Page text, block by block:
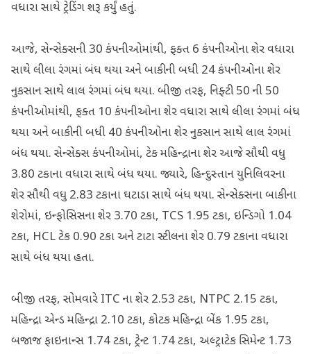
વધારા સાથે ટ્રેડિંગ શરૂ કર્યું હતું.
આજે, સેન્સેક્સની 30 કંપનીઓમાંથી, ફક્ત 6 કંપનીઓના શેર વધારા
સાથે લીલા રંગમાં બંધ થયા અને બાકીની બધી 24 કંપનીઓના શેર
નુકસાન સાથે લાલ રંગમાં બંધ થયા. બીજી તરફ, નિફ્ટી 50 ની 50
કંપનીઓમાંથી, ફક્ત 10 કંપનીઓના શેર વધારા સાથે લીલા રંગમાં બંધ
થયા અને બાકીની બધી 40 કંપનીઓના શેર નુકસાન સાથે લાલ રંગમાં
બંધ થયા. સેન્સેક્સ કંપનીઓમાં, ટેક મહિન્દ્રાના શેર આજે સૌથી વધુ
3.80 ટકાના વધારા સાથે બંધ થયા. જ્યારે, હિન્દુસ્તાન યુનિલિવરના
શેર સૌથી વધુ 2.83 ટકાના ઘટાડા સાથે બંધ થયા. સેન્સેક્સના બાકીના
શેરોમાં, ઇન્ફોસિસના શેર 3.70 ટકા, TCS 1.95 ટકા, ઇન્ડિગો 1.04
ટકા, HCL ટેક 0.90 ટકા અને ટાટા સ્ટીલના શેર 0.79 ટકાના વધારા
સાથે બંધ થયા હતા.
બીજી તરફ, સોમવારે ITC ના શેર 2.53 ટકા, NTPC 2.15 ટકા,
મહિન્દ્રા એન્ડ મહિન્દ્રા 2.10 ટકા, કોટક મહિન્દ્રા બેંક 1.95 ટકા,
બજાજ ફાઇનાન્સ 1.74 ટકા, ટ્રેન્ટ 1.74 ટકા, અલ્ટ્રાટેક સિમેન્ટ 1.73